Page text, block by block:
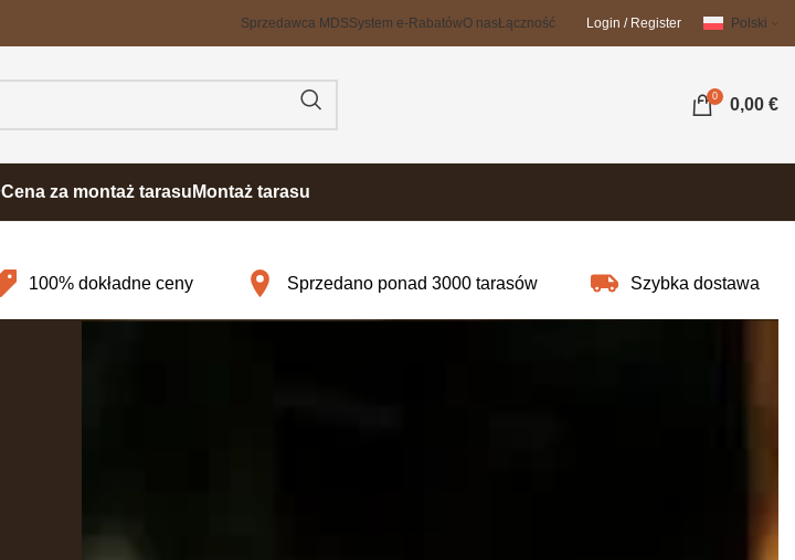
Sprzedawca MDSSystem e-RabatówO nasŁączność Login / Register Polski
0 0,00 €
Cena za montaż tarasu Montaż tarasu
100% dokładne ceny Sprzedano ponad 3000 tarasów Szybka dostawa